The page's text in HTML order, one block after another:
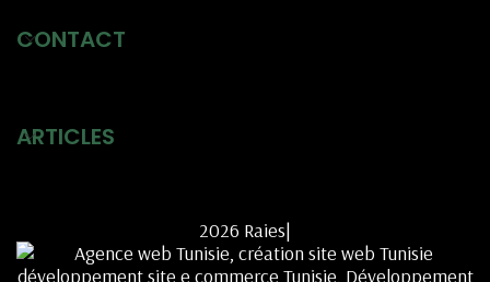
CONTACT
ARTICLES
2026 Raies|